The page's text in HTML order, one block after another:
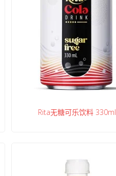
Rita无糖可乐饮料 330ml